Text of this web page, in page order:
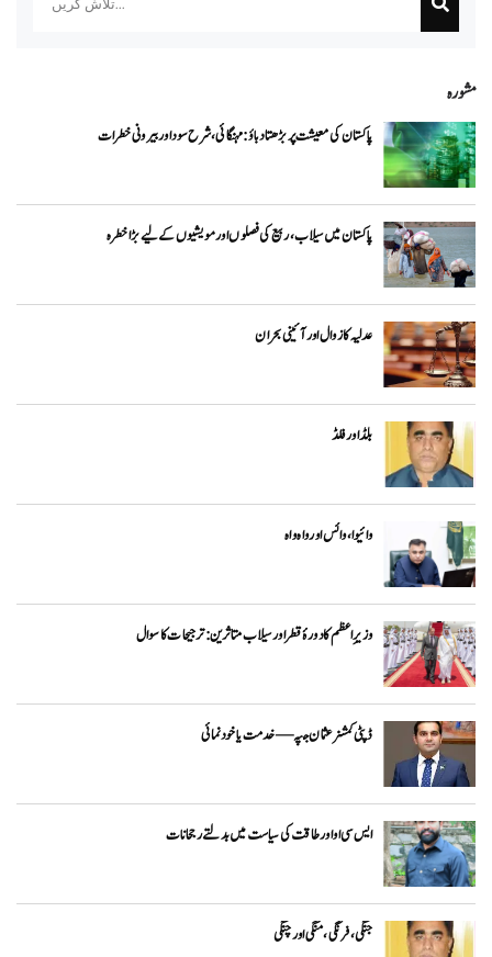
مشورہ
پاکستان کی معیشت پر بڑھتا دباؤ: مہنگائی، شرح سود اور بیرونی خطرات
پاکستان میں سیلاب، ربیع کی فصلوں اور مویشیوں کے لیے بڑا خطرہ
عدلیہ کا زوال اور آئینی بحران
بلڈ اور فلڈ
وائیوا ،وائس اور واہ واہ
وزیرِاعظم کا دورۂ قطر اور سیلاب متاثرین: ترجیحات کا سوال
ڈپٹی کمشنر عثمان جپہ — خدمت یا خودنمائی
ایس سی او اور طاقت کی سیاست میں بدلتے رجحانات
جنگی، فرنگی ، منگی اور چنگی